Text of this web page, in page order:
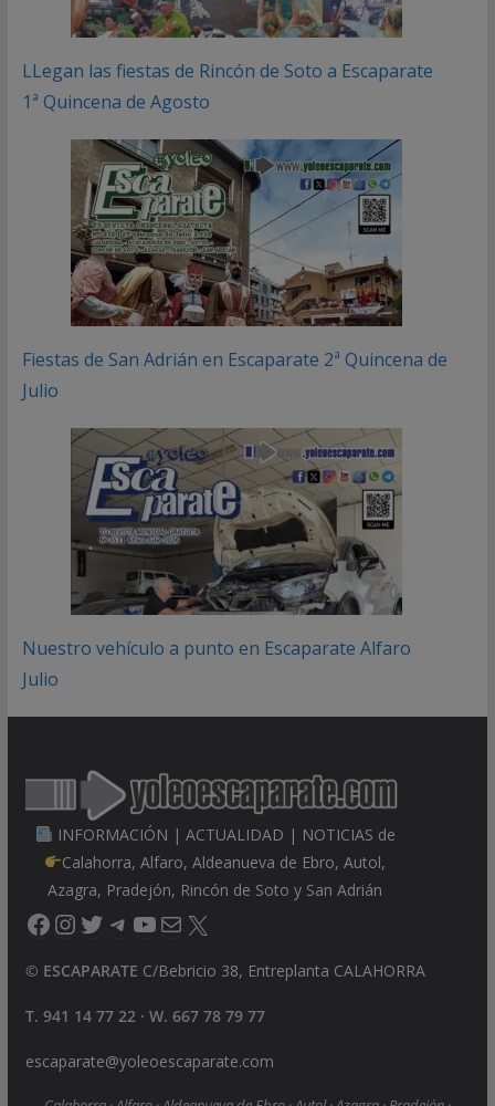
LLegan las fiestas de Rincón de Soto a Escaparate
1ª Quincena de Agosto
Fiestas de San Adrián en Escaparate 2ª Quincena de
Julio
Nuestro vehículo a punto en Escaparate Alfaro
Julio
INFORMACIÓN | ACTUALIDAD | NOTICIAS de
Calahorra, Alfaro, Aldeanueva de Ebro, Autol,
Azagra, Pradejón, Rincón de Soto y San Adrián
Facebook
Instagram
Twitter
Telegram
YouTube
Correo electrónico
X
© ESCAPARATE C/Bebricio 38, Entreplanta CALAHORRA
T. 941 14 77 22 · W. 667 78 79 77
escaparate@yoleoescaparate.com